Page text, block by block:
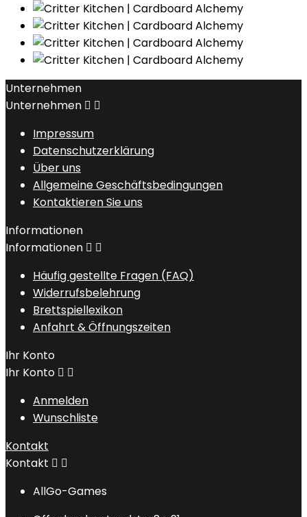
Unternehmen
Unternehmen  
Impressum
Datenschutzerklärung
Über uns
Allgemeine Geschäftsbedingungen
Kontaktieren Sie uns
Informationen
Informationen  
Häufig gestellte Fragen (FAQ)
Widerrufsbelehrung
Brettspiellexikon
Anfahrt & Öffnungszeiten
Ihr Konto
Ihr Konto  
Anmelden
Wunschliste
Kontakt
Kontakt  
AllGo-Games